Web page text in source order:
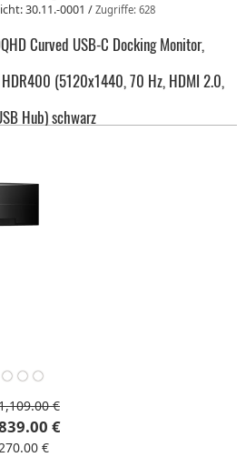
30.11.-0001 / Zugriffe: 628
Curved USB-C Docking Monitor,
(5120x1440, 70 Hz, HDMI 2.0,
Hub) schwarz
€
€
€